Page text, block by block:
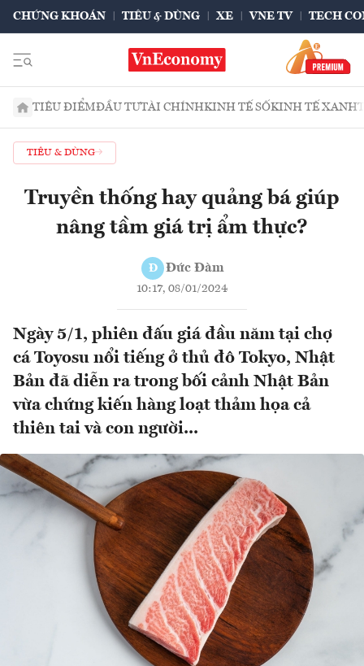
CHỨNG KHOÁN TIÊU & DÙNG XE VNE TV TECH
TIÊU ĐIỂMĐẦU TƯTÀI CHÍNHKINH TẾ SỐKINH TẾ XANH
TIÊU & DÙNG
Truyền thống hay quảng bá giúp
nâng tầm giá trị ẩm thực?
Đ Đức Đàm
10:17, 08/01/2024
Ngày 5/1, phiên đấu giá đầu năm tại chợ
cá Toyosu nổi tiếng ở thủ đô Tokyo, Nhật
Bản đã diễn ra trong bối cảnh Nhật Bản
vừa chứng kiến hàng loạt thảm họa cả
thiên tai và con người...